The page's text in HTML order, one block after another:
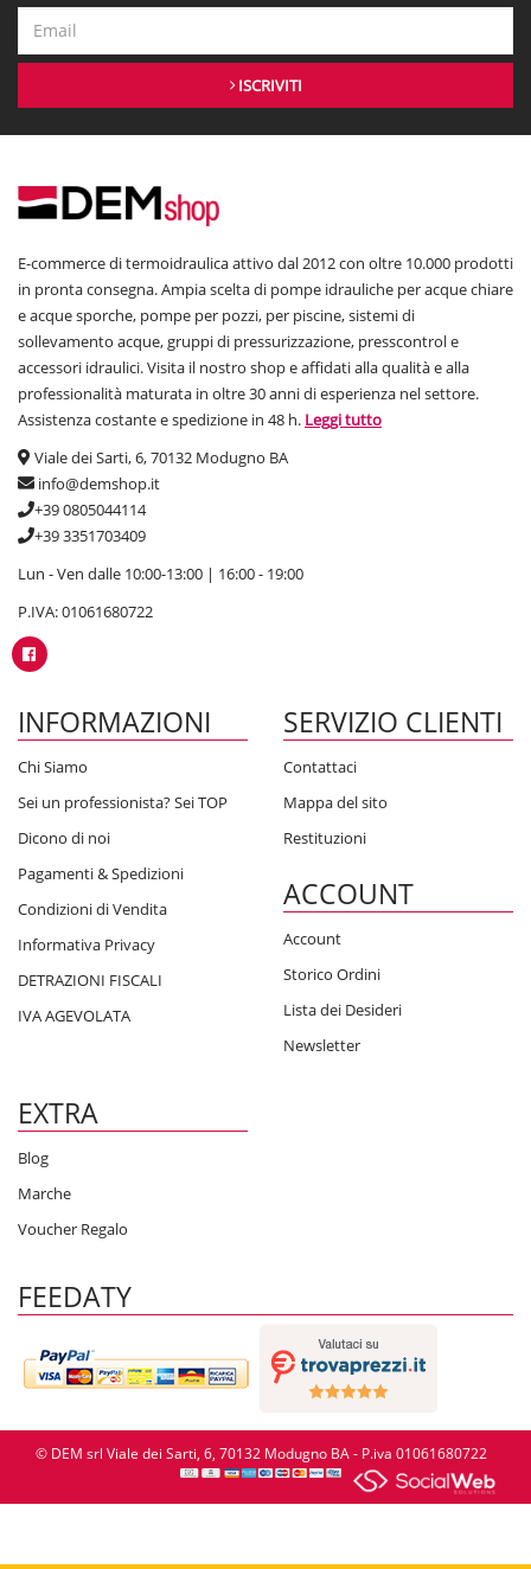
ISCRIVITI
E-commerce di termoidraulica attivo dal 2012 con oltre 10.000 prodotti
in pronta consegna. Ampia scelta di pompe idrauliche per acque chiare
e acque sporche, pompe per pozzi, per piscine, sistemi di
sollevamento acque, gruppi di pressurizzazione, presscontrol e
accessori idraulici. Visita il nostro shop e affidati alla qualità e alla
professionalità maturata in oltre 30 anni di esperienza nel settore.
Assistenza costante e spedizione in 48 h. Leggi tutto
Viale dei Sarti, 6, 70132 Modugno BA
info@demshop.it
+39 0805044114
+39 3351703409
Lun - Ven dalle 10:00-13:00 | 16:00 - 19:00
P.IVA: 01061680722
INFORMAZIONI
Chi Siamo
Sei un professionista? Sei TOP
Dicono di noi
Pagamenti & Spedizioni
Condizioni di Vendita
Informativa Privacy
DETRAZIONI FISCALI
IVA AGEVOLATA
SERVIZIO CLIENTI
Contattaci
Mappa del sito
Restituzioni
ACCOUNT
Account
Storico Ordini
Lista dei Desideri
Newsletter
EXTRA
Blog
Marche
Voucher Regalo
FEEDATY
© DEM srl Viale dei Sarti, 6, 70132 Modugno BA - P.iva 01061680722